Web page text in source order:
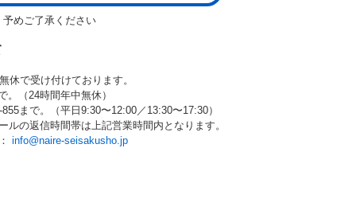
めご了承ください
休で受け付けております。
。（24時間年中無休）
まで。（平日9:30〜12:00／13:30〜17:30）
ルの返信時間帯は上記営業時間内となります。
info@naire-seisakusho.jp